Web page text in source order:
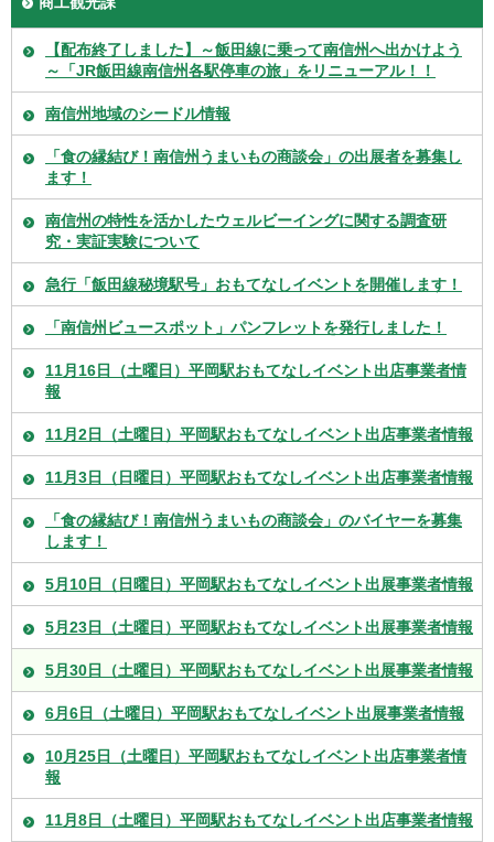
【配布終了しました】～飯田線に乗って南信州へ出かけよう
～「JR飯田線南信州各駅停車の旅」をリニューアル！！
南信州地域のシードル情報
「食の縁結び！南信州うまいもの商談会」の出展者を募集し
ます！
南信州の特性を活かしたウェルビーイングに関する調査研
究・実証実験について
急行「飯田線秘境駅号」おもてなしイベントを開催します！
「南信州ビュースポット」パンフレットを発行しました！
11月16日（土曜日）平岡駅おもてなしイベント出店事業者情
報
11月2日（土曜日）平岡駅おもてなしイベント出店事業者情報
11月3日（日曜日）平岡駅おもてなしイベント出店事業者情報
「食の縁結び！南信州うまいもの商談会」のバイヤーを募集
します！
5月10日（日曜日）平岡駅おもてなしイベント出展事業者情報
5月23日（土曜日）平岡駅おもてなしイベント出展事業者情報
5月30日（土曜日）平岡駅おもてなしイベント出展事業者情報
6月6日（土曜日）平岡駅おもてなしイベント出展事業者情報
10月25日（土曜日）平岡駅おもてなしイベント出店事業者情
報
11月8日（土曜日）平岡駅おもてなしイベント出店事業者情報